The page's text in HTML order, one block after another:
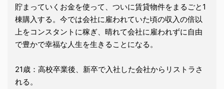
貯まっていくお金を使って、ついに賃貸物件をまるごと1
棟購入する。今では会社に雇われていた頃の収入の倍以
上をコンスタントに稼ぎ、晴れて会社に雇われずに自由
で豊かで幸福な人生を生きることになる。
21歳：高校卒業後、新卒で入社した会社からリストラさ
れる。